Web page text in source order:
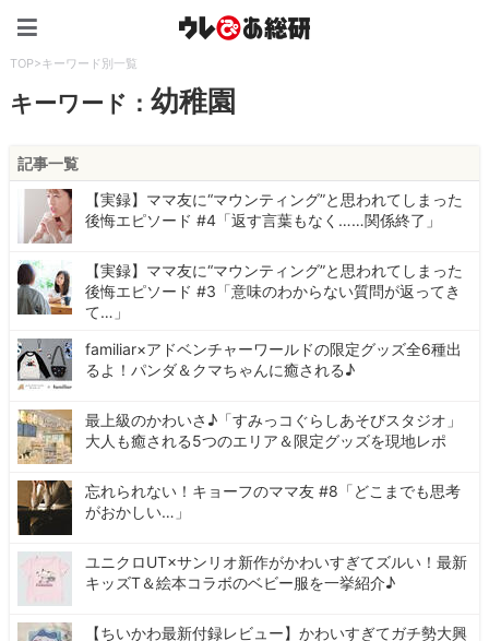
TOP>キーワード別一覧
キーワード：幼稚園
記事一覧
【実録】ママ友に“マウンティング”と思われてしまった
後悔エピソード #4「返す言葉もなく……関係終了」
【実録】ママ友に“マウンティング”と思われてしまった
後悔エピソード #3「意味のわからない質問が返ってき
て…」
familiar×アドベンチャーワールドの限定グッズ全6種出
るよ！パンダ＆クマちゃんに癒される♪
最上級のかわいさ♪「すみっコぐらしあそびスタジオ」
大人も癒される5つのエリア＆限定グッズを現地レポ
忘れられない！キョーフのママ友 #8「どこまでも思考
がおかしい…」
ユニクロUT×サンリオ新作がかわいすぎてズルい！最新
キッズT＆絵本コラボのベビー服を一挙紹介♪
【ちいかわ最新付録レビュー】かわいすぎてガチ勢大興